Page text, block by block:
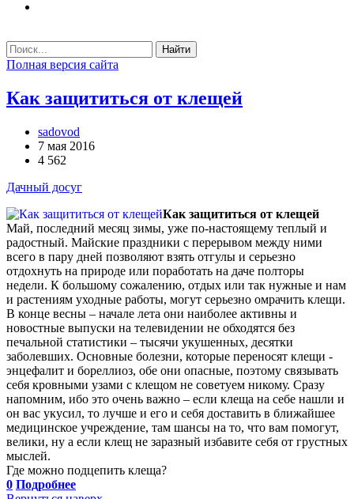
Найти
Полная версия сайта
Как защититься от клещей
sadovod
7 мая 2016
4 562
Дачный досуг
Как защититься от клещей
Май, последний месяц зимы, уже по-настоящему теплый и
радостный. Майские праздники с перерывом между ними
всего в пару дней позволяют взять отгулы и серьезно
отдохнуть на природе или поработать на даче полторы
недели. К большому сожалению, отдых или так нужные и нам
и растениям уходные работы, могут серьезно омрачить клещи.
В конце весны – начале лета они наиболее активны и
новостные выпуски на телевидении не обходятся без
печальной статистики – тысячи укушенных, десятки
заболевших. Основные болезни, которые переносят клещи -
энцефалит и бореллиоз, обе они опасные, поэтому связывать
себя кровными узами с клещом не советуем никому. Сразу
напомним, ибо это очень важно – если клеща на себе нашли и
он вас укусил, то лучше и его и себя доставить в ближайшее
медицинское учреждение, там шансы на то, что вам помогут,
велики, ну а если клещ не заразный избавите себя от грустных
мыслей.
Где можно подцепить клеща?
0 Подробнее